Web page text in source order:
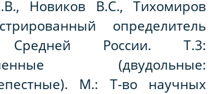
Новиков В.С., Тихомиров
определитель
Средней России. Т.3:
(двудольные:
М.: Т-во научных